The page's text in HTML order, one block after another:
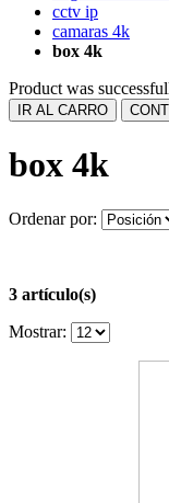
cctv ip
camaras 4k
box 4k
Product was
IR AL CARRO
box 4k
Ordenar por:
3 artículo(s)
Mostrar: